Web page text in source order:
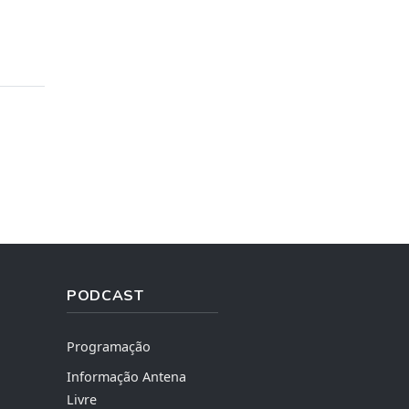
PODCAST
Programação
Informação Antena
Livre